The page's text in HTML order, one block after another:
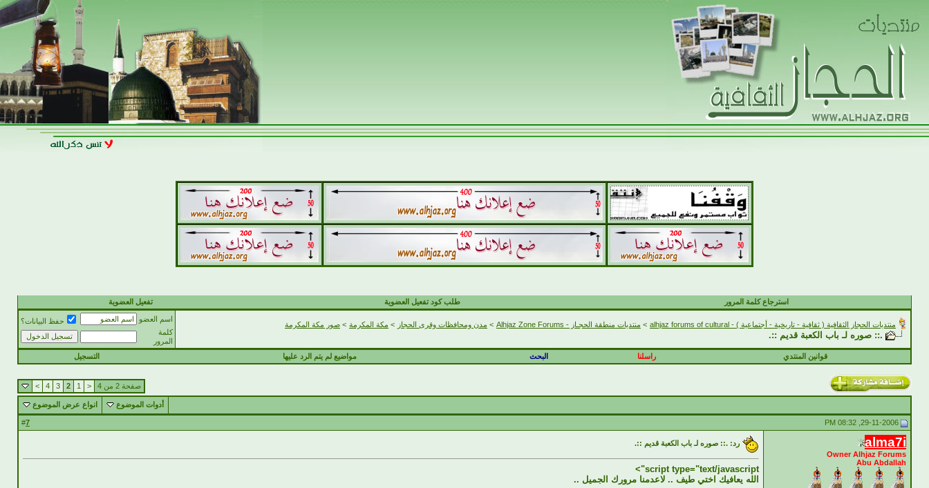
استرجاع كلمة المرور طلب كود تفعيل العضوية تفعيل العضوية
منتديات الحجاز الثقافية ( ثقافية - تاريخية - أجتماعية ) - alhjaz forums of cultural > منتديات منطقة الحجـاز - Alhjaz Zone Forums > مدن ومحافظات وقرى الحجاز > مكة المكرمة > صور مكة المكرمة
.:: صوره لـ باب الكعبة قديم ::.
اسم العضو
حفظ البيانات؟
كلمة
المرور
قوانين المنتدي
راسلنا البحث مواضيع لم يتم الرد عليها التسجيل
صفحة 2 من 4 <
1
2
3
4
>
أدوات الموضوع انواع عرض الموضوع
7
alma7i
Owner Alhjaz Forums
Abu Abdallah
رد: .:: صوره لـ باب الكعبة قديم ::.
script type="text/javascript">
الله يعافيك اختي طيف .. لاعدمنا مرورك الجميل ..